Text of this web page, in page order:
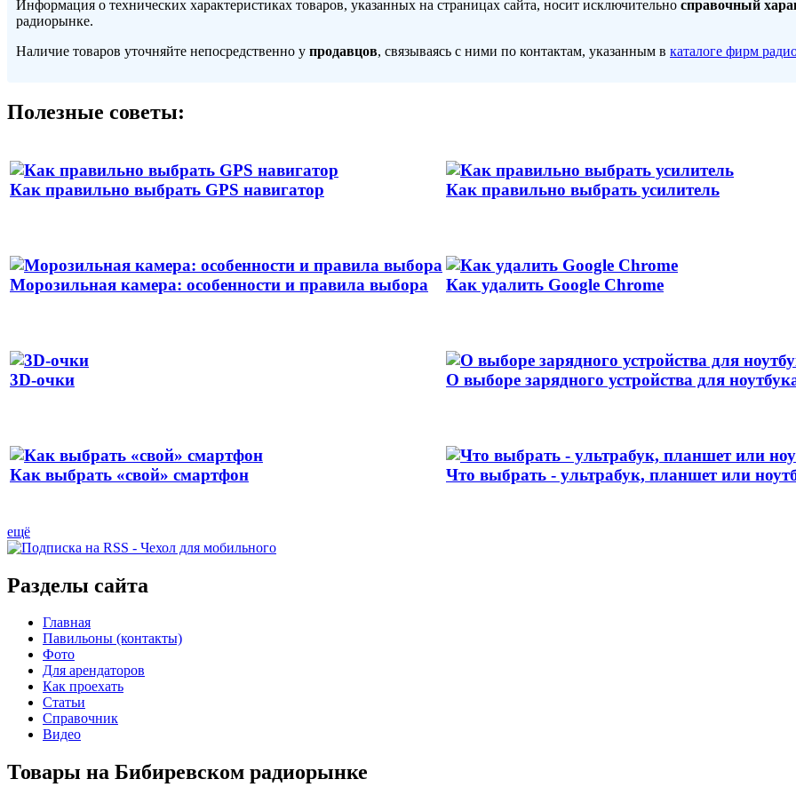
Информация о технических характеристиках товаров, указанных на страницах сайта, носит исключительно справочный
радиорынке.
Наличие товаров уточняйте непосредственно у продавцов, связываясь с ними по контактам, указанным в каталоге фирм
Полезные советы:
Как правильно выбрать GPS навигатор Как правильно выбрать усилитель
Морозильная камера: особенности и правила выбора Как удалить Google Chrome
3D-очки О выборе зарядного устройства для
Как выбрать «свой» смартфон Что выбрать - ультрабук, планшет или
ещё
Разделы сайта
Главная
Павильоны (контакты)
Фото
Для арендаторов
Как проехать
Статьи
Справочник
Видео
Товары на Бибиревском радиорынке